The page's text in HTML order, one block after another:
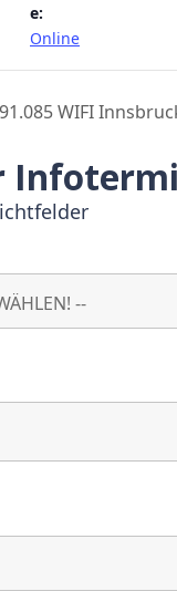
e:
Online
WIFI